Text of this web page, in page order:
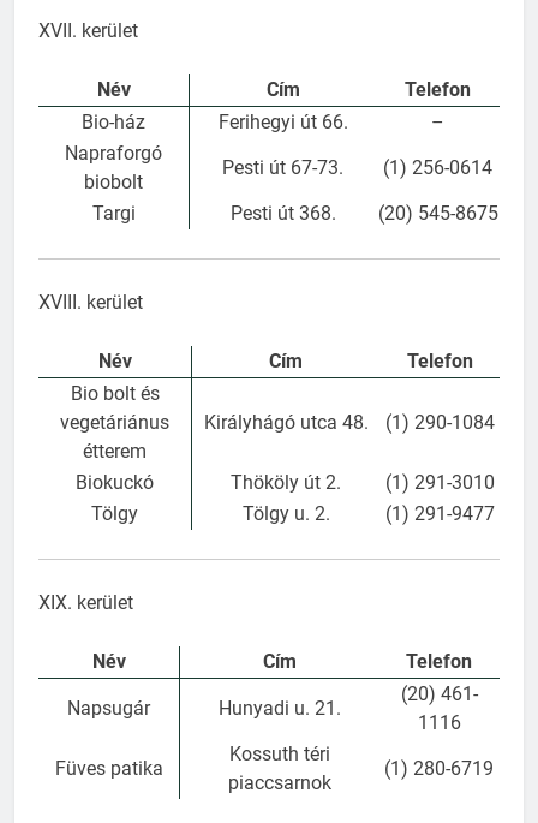
XVII. kerület
Név Cím
Telefon
Bio-ház
Ferihegyi út 66.
–
Napraforgó
biobolt
Pesti út 67-73.
(1) 256-0614
Targi
Pesti út 368. (20) 545-8675
XVIII. kerület
Név Cím
Telefon
Bio bolt és
vegetáriánus
étterem
Királyhágó utca 48. (1) 290-1084
Biokuckó Thököly út 2.
(1) 291-3010
Tölgy
Tölgy u. 2. (1) 291-9477
XIX. kerület
Név Cím Telefon
Napsugár Hunyadi u. 21.
(20) 461-
1116
Füves patika
Kossuth téri
piaccsarnok
(1) 280-6719